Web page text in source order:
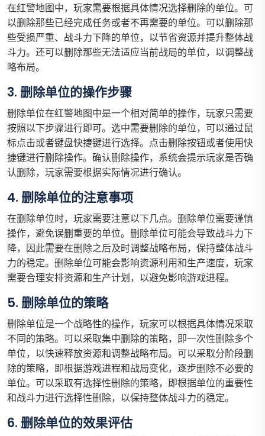
在红警地图中，玩家需要根据具体情况选择删除的单位。可
以删除那些已经完成任务或者不再需要的单位。可以删除那
些受损严重、战斗力下降的单位，以节省资源并提升整体战
斗力。还可以删除那些无法适应当前战局的单位，以调整战
略布局。
3. 删除单位的操作步骤
删除单位在红警地图中是一个相对简单的操作，玩家只需要
按照以下步骤进行即可。选中需要删除的单位，可以通过鼠
标点击或者键盘快捷键进行选择。点击删除按钮或者使用快
捷键进行删除操作。确认删除操作，系统会提示玩家是否确
认删除，玩家需要根据实际情况进行确认。
4. 删除单位的注意事项
在删除单位时，玩家需要注意以下几点。删除单位需要谨慎
操作，避免误删重要的单位。删除单位可能会导致战斗力下
降，因此需要在删除之后及时调整战略布局，保持整体战斗
力的稳定。删除单位可能会影响资源利用和生产速度，玩家
需要合理安排资源和生产计划，以避免影响游戏进程。
5. 删除单位的策略
删除单位是一个战略性的操作，玩家可以根据具体情况采取
不同的策略。可以采取集中删除的策略，即一次性删除多个
单位，以快速释放资源和调整战略布局。可以采取分阶段删
除的策略，即根据游戏进程和战局变化，逐步删除不必要的
单位。可以采取有选择性删除的策略，即根据单位的重要性
和战斗力进行选择性删除，以保持整体战斗力的稳定。
6. 删除单位的效果评估